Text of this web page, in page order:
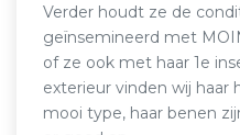
Verder houdt ze de
geïnsemineerd met
of ze ook met haar 1e
exterieur vinden wij haar
mooi type, haar benen